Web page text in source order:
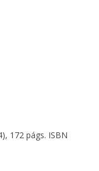
172 págs. ISBN